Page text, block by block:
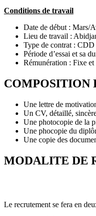
Conditions de travail
Date de début : Mars/
Lieu de travail :
Type de contrat : CDD
Période d’essai et sa
Rémunération : Fixe et
COMPOSITION
Une lettre de
Un CV, détaillé,
Une photocopie de la
Une phocopie du
Une copie des
MODALITE DE
Le recrutement se fera en